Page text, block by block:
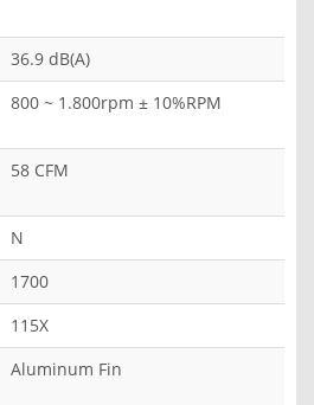
36.9 dB(A)
800 ~ 1.800rpm ± 10%RPM
58 CFM
N
1700
115X
Aluminum Fin